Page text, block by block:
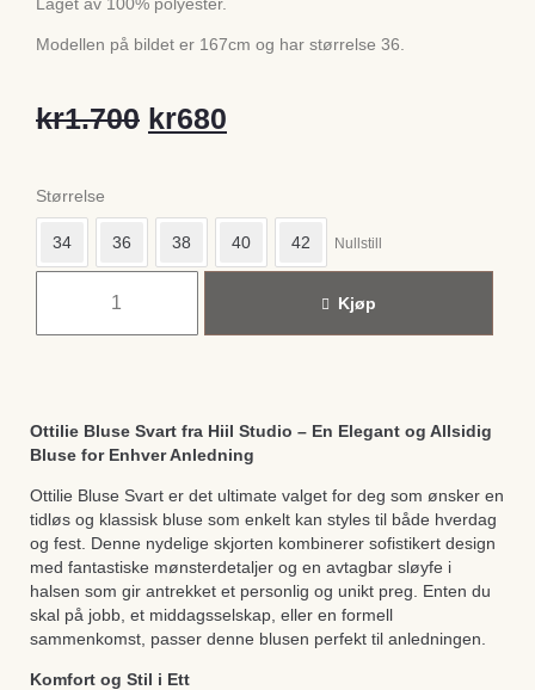
Modellen på bildet er 167cm og har størrelse 36.
kr1.700 kr680
Størrelse
34 36 38 40 42 Nullstill
Kjøp
Ottilie Bluse Svart fra Hiil Studio – En Elegant og Allsidig
Bluse for Enhver Anledning
Ottilie Bluse Svart er det ultimate valget for deg som ønsker en
tidløs og klassisk bluse som enkelt kan styles til både hverdag
og fest. Denne nydelige skjorten kombinerer sofistikert design
med fantastiske mønsterdetaljer og en avtagbar sløyfe i
halsen som gir antrekket et personlig og unikt preg. Enten du
skal på jobb, et middagsselskap, eller en formell
sammenkomst, passer denne blusen perfekt til anledningen.
Komfort og Stil i Ett